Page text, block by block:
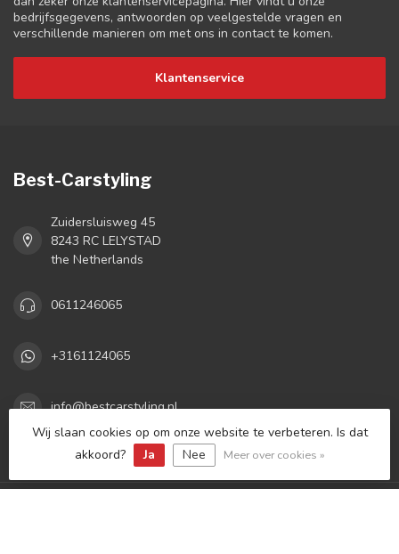
bedrijfsgegevens, antwoorden op veelgestelde vragen en
verschillende manieren om met ons in contact te komen.
Klantenservice
Best-Carstyling
Zuidersluisweg 45
8243 RC LELYSTAD
the Netherlands
0611246065
+3161124065
info@bestcarstyling.nl
Categorieën
Wij slaan cookies op om onze website te verbeteren. Is dat
akkoord?
Ja Nee Meer over cookies »